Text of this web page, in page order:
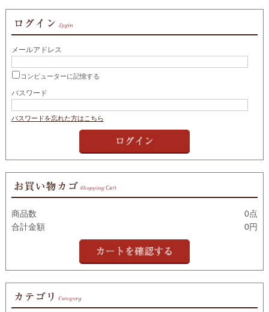
メールアドレス
コンピューターに記憶する
パスワード
パスワードを忘れた方はこちら
商品数
0点
合計金額
0円